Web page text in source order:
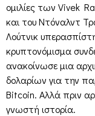
ομιλίες των Vivek
και του Ντόναλντ
Λούτνικ
κρυπτονόμισμα
ανακοίνωσε μια
δολαρίων για την
Bitcoin. Αλλά πριν
γνωστή ιστορία.